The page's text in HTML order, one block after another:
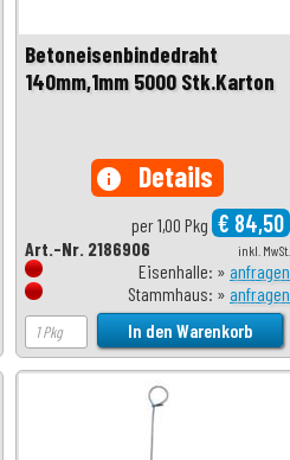
Betoneisenbindedraht
140mm,1mm 5000 Stk.Karton
info Details
per 1,00 Pkg € 84,50
inkl. MwSt.
Art.-Nr. 2186906
Eisenhalle: » anfragen
Stammhaus: » anfragen